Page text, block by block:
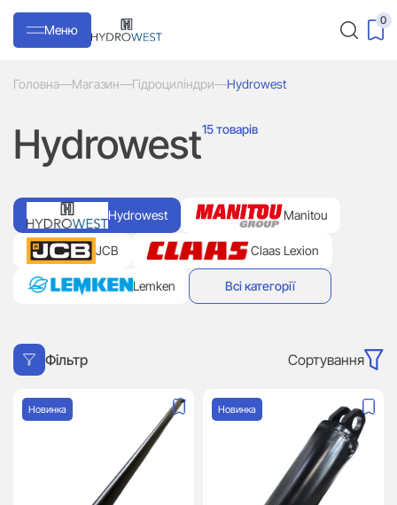
Меню
0
Головна—Магазин—Гідроциліндри—Hydrowest
Hydrowest15 товарів
Manitou
JCB Claas Lexion
Lemken
Hydrowest
Всі категорії
Фільтр Сортування
Новинка Новинка